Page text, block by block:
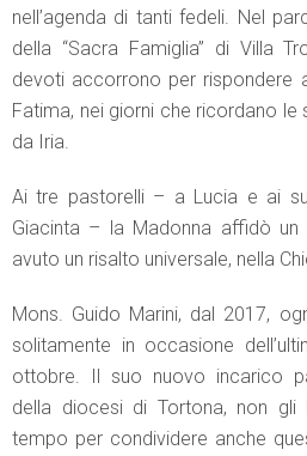
nell’agenda di tanti fedeli. Nel
della “Sacra Famiglia” di Villa
devoti accorrono per rispondere
Fatima, nei giorni che ricordano le
da Iria.
Ai tre pastorelli – a Lucia e ai
Giacinta – la Madonna affidò un
avuto un risalto universale, nella
Mons. Guido Marini, dal 2017,
solitamente in occasione
ottobre. Il suo nuovo incarico
della diocesi di Tortona, non
tempo per condividere anche